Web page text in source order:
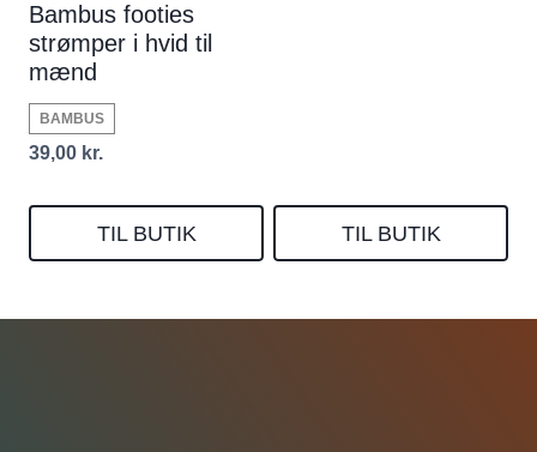
Bambus footies
strømper i hvid til
mænd
BAMBUS
39,00 kr.
TIL BUTIK TIL BUTIK